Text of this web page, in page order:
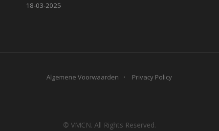
18-03-2025
Algemene Voorwaarden Privacy Policy
© VMCN. All Rights Reserved.